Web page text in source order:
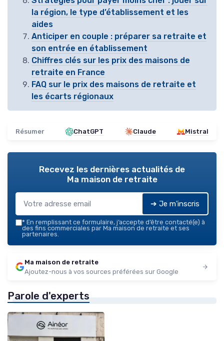
la région, le type d’établissement et les
aides
Anticiper en couple : préparer sa retraite et
son entrée en établissement
Chiffres clés sur les prix des maisons de
retraite en France
FAQ sur le prix des maisons de retraite et
les écarts régionaux
Résumer ChatGPT Claude Mistral
Recevez les dernières actualités de
Ma maison de retraite
➔ Je m'inscris
* En remplissant ce formulaire, j’accepte d’être contacté(e) à
des fins commerciales par Ma maison de retraite et ses
partenaires.
Ma maison de retraite
Ajoutez-nous à vos sources préférées sur Google
Parole d'experts